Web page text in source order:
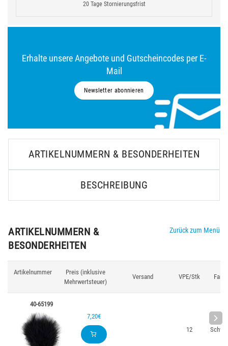
20 Tage Stornierungsfrist
Erhalte unsere Angebote und Gutscheincodes per E-
Mail
Newsletter abonnieren
ARTIKELNUMMERN & BESONDERHEITEN
BESCHREIBUNG
ARTIKELNUMMERN &
BESONDERHEITEN
Zurück zum Menü
Artikelnummer
Preis (inklusive
Mehrwertsteuer)
Versand VPE/Stk Farbe
40-65199
7,20€
12